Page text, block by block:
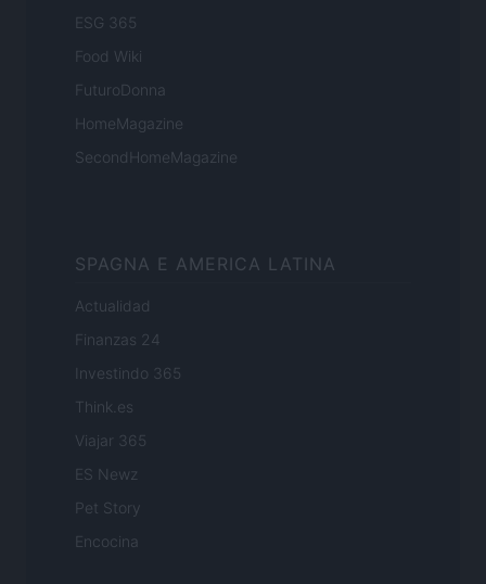
ESG 365
Food Wiki
FuturoDonna
HomeMagazine
SecondHomeMagazine
SPAGNA E AMERICA LATINA
Actualidad
Finanzas 24
Investindo 365
Think.es
Viajar 365
ES Newz
Pet Story
Encocina